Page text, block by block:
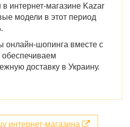
в интернет-магазине Kazar
модели в этот период
онлайн-шопинга вместе с
доставку в Украину.
интернет-магазина